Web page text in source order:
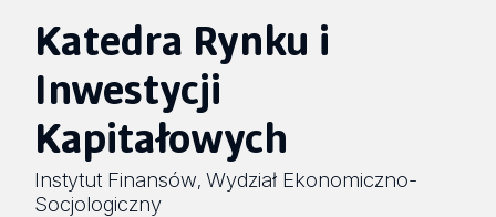
Katedra Rynku i
Inwestycji
Kapitałowych
Instytut Finansów, Wydział Ekonomiczno-
Socjologiczny